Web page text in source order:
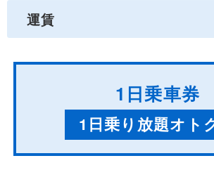
運賃
1日乗車券
1日乗り放題オト